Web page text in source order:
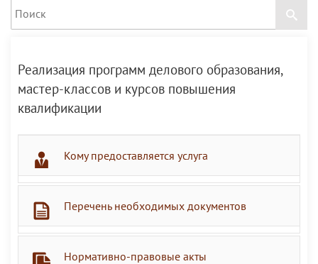
Реализация программ делового образования,
мастер-классов и курсов повышения
квалификации
Кому предоставляется услуга
Перечень необходимых документов
Нормативно-правовые акты